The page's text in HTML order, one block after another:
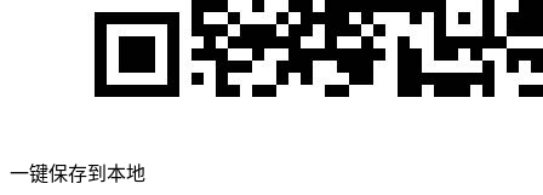
一键保存到本地